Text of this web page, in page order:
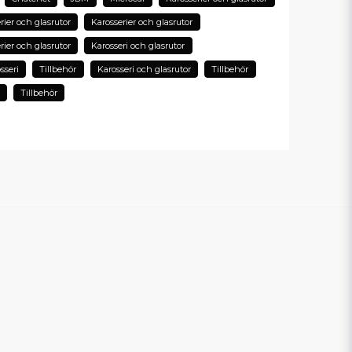
email
E-postadress
fråga
och glasrutor Karosserier och glasrutor
och glasrutor Karosseri och glasrutor
Tillbehör Karosseri och glasrutor Tillbehör
Tillbehör